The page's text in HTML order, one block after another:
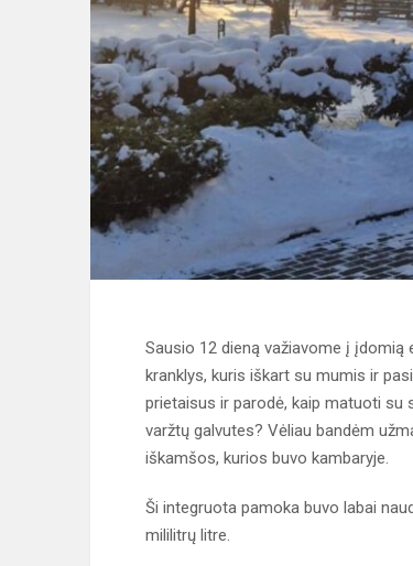
Sausio 12 dieną važiavome į
kranklys, kuris iškart su mumis ir
prietaisus ir parodė, kaip matuoti su
varžtų galvutes? Vėliau bandėm
iškamšos, kurios buvo kambaryje.
Ši integruota pamoka buvo labai
mililitrų litre.